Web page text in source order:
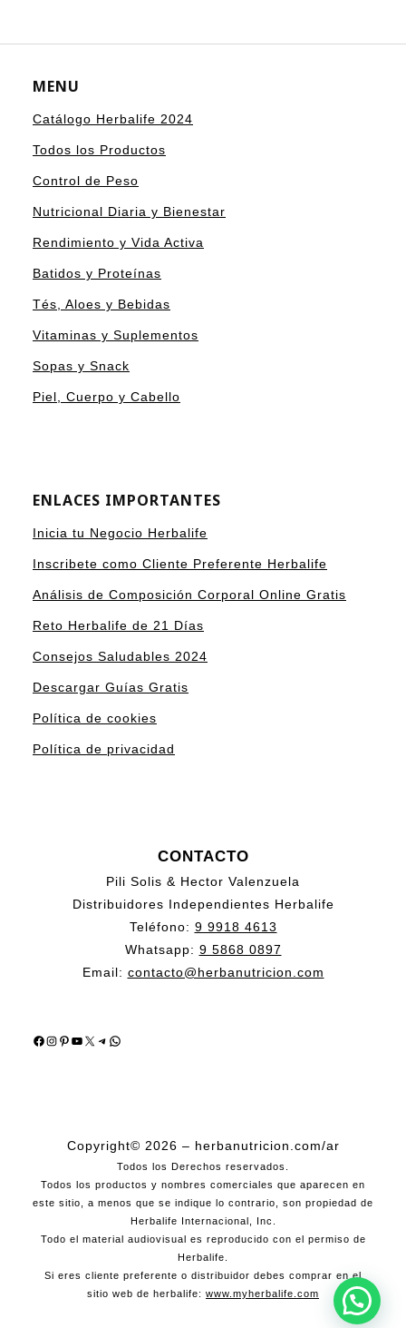
MENU
Catálogo Herbalife 2024
Todos los Productos
Control de Peso
Nutricional Diaria y Bienestar
Rendimiento y Vida Activa
Batidos y Proteínas
Tés, Aloes y Bebidas
Vitaminas y Suplementos
Sopas y Snack
Piel, Cuerpo y Cabello
ENLACES IMPORTANTES
Inicia tu Negocio Herbalife
Inscribete como Cliente Preferente Herbalife
Análisis de Composición Corporal Online Gratis
Reto Herbalife de 21 Días
Consejos Saludables 2024
Descargar Guías Gratis
Política de cookies
Política de privacidad
CONTACTO
Pili Solis & Hector Valenzuela
Distribuidores Independientes Herbalife
Teléfono: 9 9918 4613
Whatsapp: 9 5868 0897
Email: contacto@herbanutricion.com
Facebook
Instagram
Pinterest
YouTube
X Telegram
WhatsApp
Copyright© 2026 – herbanutricion.com/ar
Todos los Derechos reservados.
Todos los productos y nombres comerciales que aparecen en
este sitio, a menos que se indique lo contrario, son propiedad de
Herbalife Internacional, Inc.
Todo el material audiovisual es reproducido con el permiso de
Herbalife.
Si eres cliente preferente o distribuidor debes comprar en el
sitio web de herbalife: www.myherbalife.com